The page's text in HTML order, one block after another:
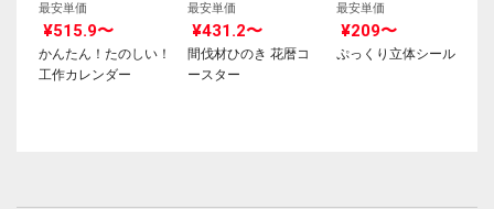
最安単価
¥515.9〜
かんたん！たのしい！
工作カレンダー
最安単価
¥431.2〜
間伐材ひのき 花暦コ
ースター
最安単価
¥209〜
ぷっくり立体シール